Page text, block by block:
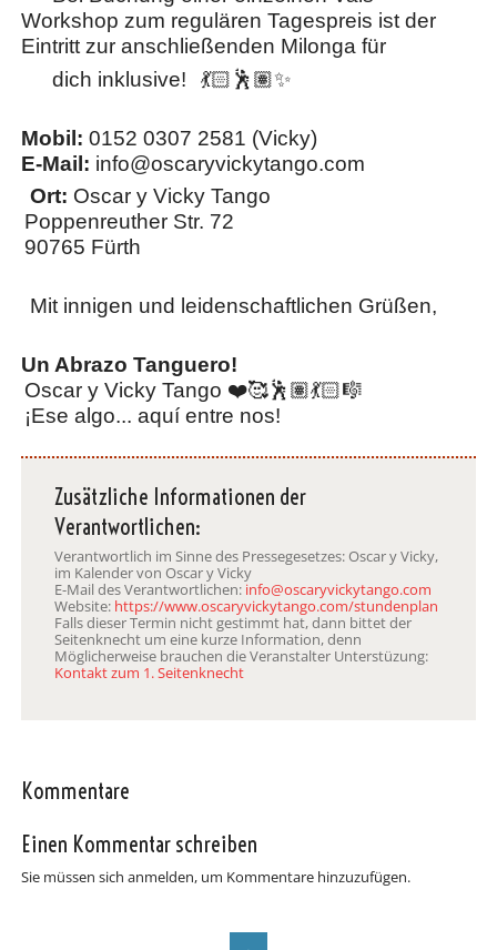
Workshop zum regulären Tagespreis ist der
Eintritt zur anschließenden Milonga für
dich inklusive!
💃🏻🕺🏽✨
​Mobil: 0152 0307 2581 (Vicky)
​E-Mail: info@oscaryvickytango.com
​ Ort: Oscar y Vicky Tango
Poppenreuther Str. 72
90765 Fürth
​ Mit innigen und leidenschaftlichen Grüßen,
Un Abrazo Tanguero!
​Oscar y Vicky Tango ❤️🥰🕺🏽💃🏻🎼
¡Ese algo... aquí entre nos!
Zusätzliche Informationen der
Verantwortlichen:
Verantwortlich im Sinne des Pressegesetzes: Oscar y Vicky,
im Kalender von Oscar y Vicky
E-Mail des Verantwortlichen: info@oscaryvickytango.com
Website: https://www.oscaryvickytango.com/stundenplan
Falls dieser Termin nicht gestimmt hat, dann bittet der
Seitenknecht um eine kurze Information, denn
Möglicherweise brauchen die Veranstalter Unterstüzung:
Kontakt zum 1. Seitenknecht
Kommentare
Einen Kommentar schreiben
Sie müssen sich anmelden, um Kommentare hinzuzufügen.